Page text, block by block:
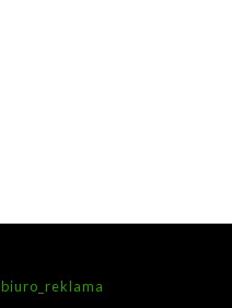
biuro_reklama